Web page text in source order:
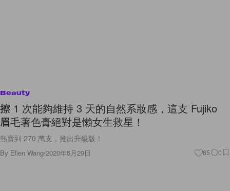
Beauty
擦 1 次能夠維持 3 天的自然系妝感，這支 Fujiko
眉毛著色膏絕對是懶女生救星！
熱賣到 270 萬支，推出升級版！
By Ellen Wang/2020年5月29日 85 0